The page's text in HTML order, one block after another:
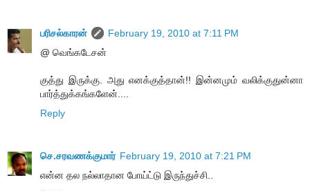
பரிசல்காரன்
February 19, 2010 at 7:11 PM
@ வெங்கடேசன்
குத்து இருக்கு. அது எனக்குத்தான்!! இன்னமும் வலிக்குதுன்னா
பார்த்துக்கங்களேன்....
Reply
செ.சரவணக்குமார் February 19, 2010 at 7:21 PM
என்ன தல நல்லாதான போய்ட்டு இருந்துச்சி..